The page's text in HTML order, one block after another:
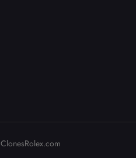
ClonesRolex.com